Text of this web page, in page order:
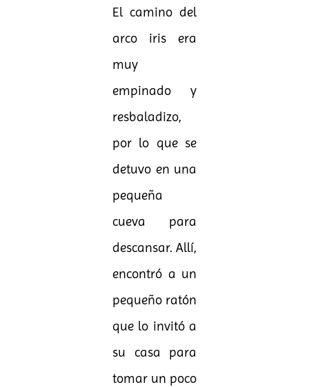
El camino del
arco iris era
muy
empinado y
resbaladizo,
por lo que se
detuvo en una
pequeña
cueva para
descansar. Allí,
encontró a un
pequeño ratón
que lo invitó a
su casa para
tomar un poco